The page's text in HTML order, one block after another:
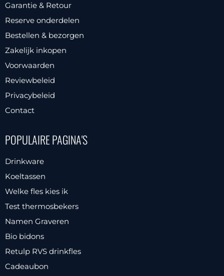
Garantie & Retour
Reserve onderdelen
Bestellen & bezorgen
Zakelijk inkopen
Voorwaarden
Reviewbeleid
Privacybeleid
Contact
POPULAIRE PAGINA'S
Drinkware
Koeltassen
Welke fles kies ik
Test thermosbekers
Namen Graveren
Bio bidons
Retulp RVS drinkfles
Cadeaubon